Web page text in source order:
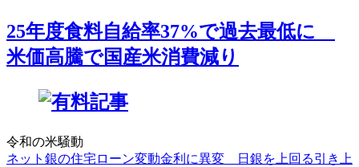
25年度食料自給率37%で過去最低に
米価高騰で国産米消費減り
令和の米騒動
ネット銀の住宅ローン変動金利に異変 日銀を上回る引き上